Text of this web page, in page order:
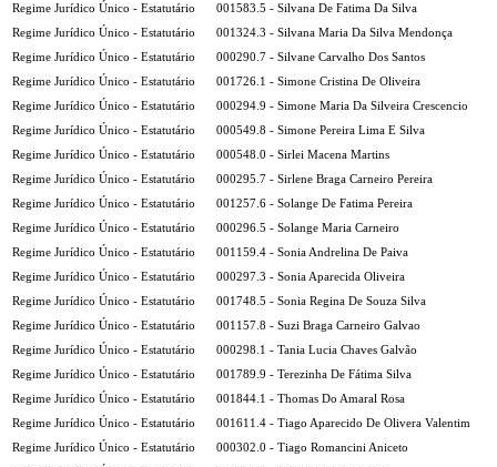
Regime Jurídico Único - Estatutário
001583.5 - Silvana De Fatima Da Silva
Regime Jurídico Único - Estatutário
001324.3 - Silvana Maria Da Silva Mendonça
Regime Jurídico Único - Estatutário
000290.7 - Silvane Carvalho Dos Santos
Regime Jurídico Único - Estatutário
001726.1 - Simone Cristina De Oliveira
Regime Jurídico Único - Estatutário
000294.9 - Simone Maria Da Silveira Crescencio
Regime Jurídico Único - Estatutário
000549.8 - Simone Pereira Lima E Silva
Regime Jurídico Único - Estatutário
000548.0 - Sirlei Macena Martins
Regime Jurídico Único - Estatutário
000295.7 - Sirlene Braga Carneiro Pereira
Regime Jurídico Único - Estatutário
001257.6 - Solange De Fatima Pereira
Regime Jurídico Único - Estatutário
000296.5 - Solange Maria Carneiro
Regime Jurídico Único - Estatutário
001159.4 - Sonia Andrelina De Paiva
Regime Jurídico Único - Estatutário
000297.3 - Sonia Aparecida Oliveira
Regime Jurídico Único - Estatutário
001748.5 - Sonia Regina De Souza Silva
Regime Jurídico Único - Estatutário
001157.8 - Suzi Braga Carneiro Galvao
Regime Jurídico Único - Estatutário
000298.1 - Tania Lucia Chaves Galvão
Regime Jurídico Único - Estatutário
001789.9 - Terezinha De Fátima Silva
Regime Jurídico Único - Estatutário
001844.1 - Thomas Do Amaral Rosa
Regime Jurídico Único - Estatutário
001611.4 - Tiago Aparecido De Olivera Valentim
Regime Jurídico Único - Estatutário
000302.0 - Tiago Romancini Aniceto